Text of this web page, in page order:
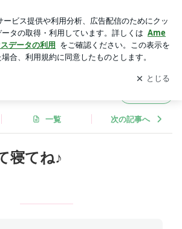
ドして ブログの更新通知
を受け取りまし
開く
一覧 次の記事へ
寝てね♪